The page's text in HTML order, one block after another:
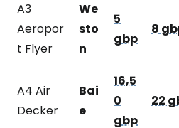
A3
Aeropor
t Flyer
We
sto
n
5
gbp
8
A4 Air
Decker
Bai
e
16,5
0
gbp
22